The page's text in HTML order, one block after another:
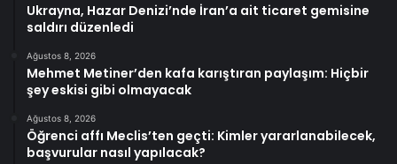
Ukrayna, Hazar Denizi’nde İran’a ait ticaret gemisine
saldırı düzenledi
Ağustos 8, 2026
Mehmet Metiner’den kafa karıştıran paylaşım: Hiçbir
şey eskisi gibi olmayacak
Ağustos 8, 2026
Öğrenci affı Meclis’ten geçti: Kimler yararlanabilecek,
başvurular nasıl yapılacak?